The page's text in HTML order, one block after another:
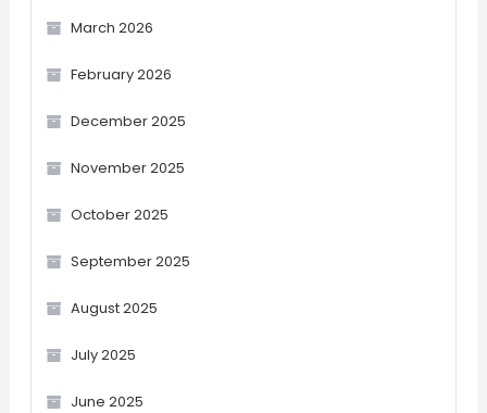
March 2026
February 2026
December 2025
November 2025
October 2025
September 2025
August 2025
July 2025
June 2025